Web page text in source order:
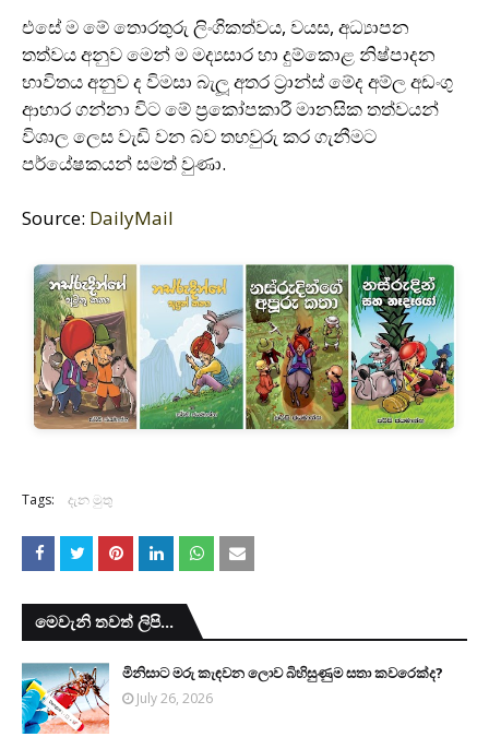
එසේ ම මේ තොරතුරු ලිංගිකත්වය, වයස, අධ්‍යාපන
තත්වය අනුව මෙන් ම මද්‍යසාර හා දුම්කොළ නිෂ්පාදන
භාවිතය අනුව ද විමසා බැලූ අතර ට‍්‍රාන්ස් මේද අම්ල අඩංගු
ආහාර ගන්නා විට මේ ප‍්‍රකෝපකාරී මානසික තත්වයන්
විශාල ලෙස වැඩි වන බව තහවුරු කර ගැනීමට
පර්යේෂකයන් සමත් වුණා.
Source: DailyMail
Tags: දැන මුතු
මෙවැනි තවත් ලිපි...
මිනිසාට මරු කැඳවන ලොව බිහිසුණුම සතා කවරෙක්ද?
July 26, 2026